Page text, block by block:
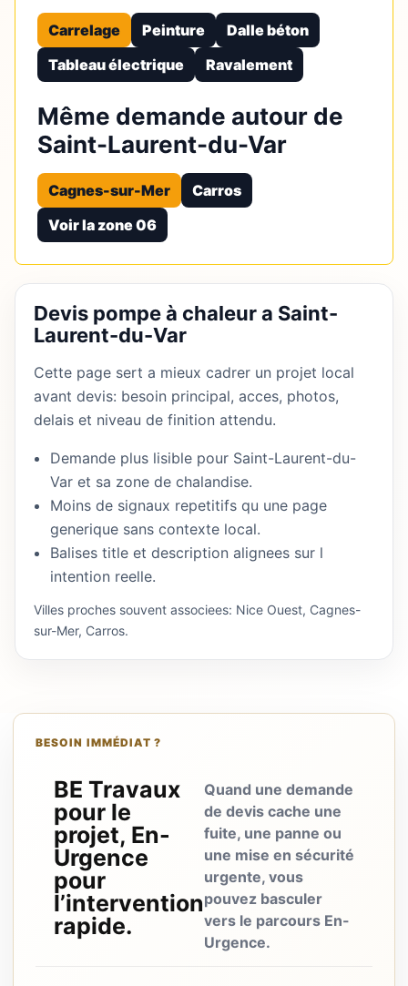
Carrelage Peinture
Dalle béton
Tableau électrique
Ravalement
Même demande autour de
Saint-Laurent-du-Var
Cagnes-sur-Mer
Carros
Voir la zone 06
Devis pompe à chaleur a Saint-
Laurent-du-Var
Cette page sert a mieux cadrer un projet local
avant devis: besoin principal, acces, photos,
delais et niveau de finition attendu.
Demande plus lisible pour Saint-Laurent-du-
Var et sa zone de chalandise.
Moins de signaux repetitifs qu une page
generique sans contexte local.
Balises title et description alignees sur l
intention reelle.
Villes proches souvent associees: Nice Ouest, Cagnes-
sur-Mer, Carros.
BESOIN IMMÉDIAT ?
BE Travaux
pour le
projet, En-
Urgence
pour
l’intervention
rapide.
Quand une demande
de devis cache une
fuite, une panne ou
une mise en sécurité
urgente, vous
pouvez basculer
vers le parcours En-
Urgence.